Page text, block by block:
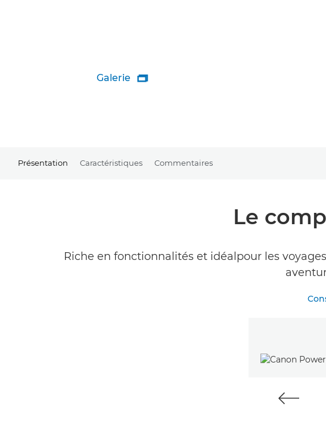
Galerie 
Présentation Caractéristiques Commentaires
Le
Riche en fonctionnalités et idéalpour les